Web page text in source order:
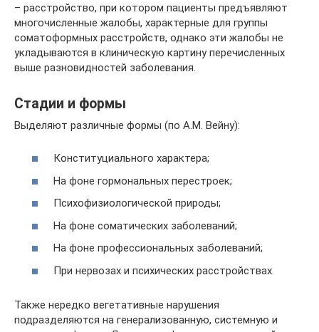
– расстройство, при котором пациенты предъявляют
многочисленные жалобы, характерные для группы
соматоформных расстройств, однако эти жалобы не
укладываются в клиническую картину перечисленных
выше разновидностей заболевания.
Стадии и формы
Выделяют различные формы (по А.М. Вейну):
Конституциального характера;
На фоне гормональных перестроек;
Психофизиологической природы;
На фоне соматических заболеваний;
На фоне профессиональных заболеваний;
При нервозах и психических расстройствах.
Также нередко вегетативные нарушения
подразделяются на генерализованную, системную и